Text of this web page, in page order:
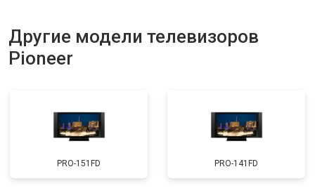
Прошивка от 3900 ₽ Заказать
Замена трансформаторов
подсветки
Другие модели телевизоров
Pioneer
PRO-151FD PRO-141FD